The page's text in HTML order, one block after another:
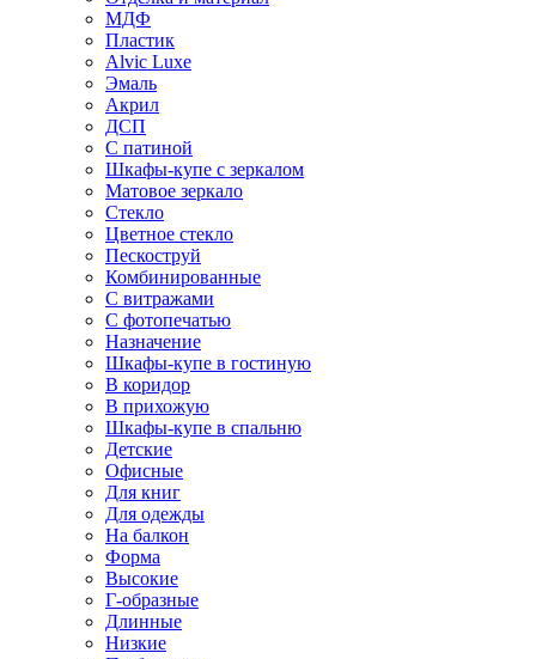
МДФ
Пластик
Alvic Luxe
Эмаль
Акрил
ДСП
С патиной
Шкафы-купе с зеркалом
Матовое зеркало
Стекло
Цветное стекло
Пескоструй
Комбинированные
С витражами
С фотопечатью
Назначение
Шкафы-купе в гостиную
В коридор
В прихожую
Шкафы-купе в спальню
Детские
Офисные
Для книг
Для одежды
На балкон
Форма
Высокие
Г-образные
Длинные
Низкие